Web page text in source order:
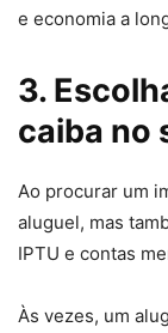
e economia a
3.
caiba no
Ao procurar um
aluguel, mas
IPTU e contas
Às vezes, um